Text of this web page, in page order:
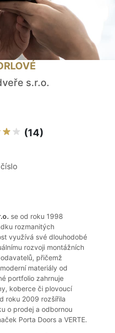
s.r.o.
(14)
se od roku 1998
rozmanitých
využívá své dlouhodobé
rozvoji montážních
přičemž
materiály od
portfolio zahrnuje
koberce či plovoucí
roku 2009 rozšířila
o prodej a odbornou
Porta Doors a VERTE.